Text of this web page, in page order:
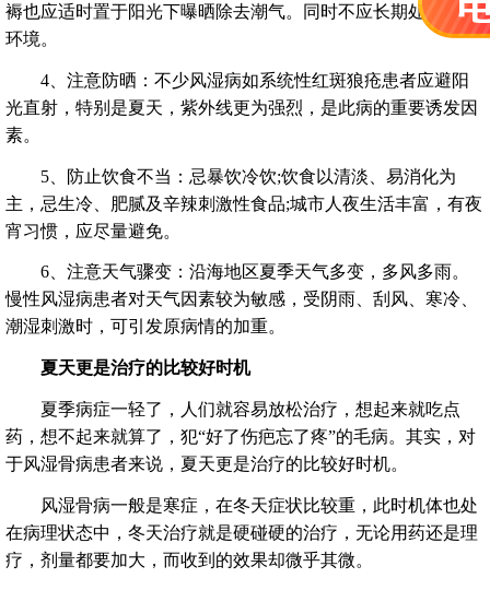
褥也应适时置于阳光下曝晒除去潮气。同时不应长期处于水湿
环境。
4、注意防晒：不少风湿病如系统性红斑狼疮患者应避阳
光直射，特别是夏天，紫外线更为强烈，是此病的重要诱发因
素。
5、防止饮食不当：忌暴饮冷饮;饮食以清淡、易消化为
主，忌生冷、肥腻及辛辣刺激性食品;城市人夜生活丰富，有夜
宵习惯，应尽量避免。
6、注意天气骤变：沿海地区夏季天气多变，多风多雨。
慢性风湿病患者对天气因素较为敏感，受阴雨、刮风、寒冷、
潮湿刺激时，可引发原病情的加重。
夏天更是治疗的比较好时机
夏季病症一轻了，人们就容易放松治疗，想起来就吃点
药，想不起来就算了，犯“好了伤疤忘了疼”的毛病。其实，对
于风湿骨病患者来说，夏天更是治疗的比较好时机。
风湿骨病一般是寒症，在冬天症状比较重，此时机体也处
在病理状态中，冬天治疗就是硬碰硬的治疗，无论用药还是理
疗，剂量都要加大，而收到的效果却微乎其微。